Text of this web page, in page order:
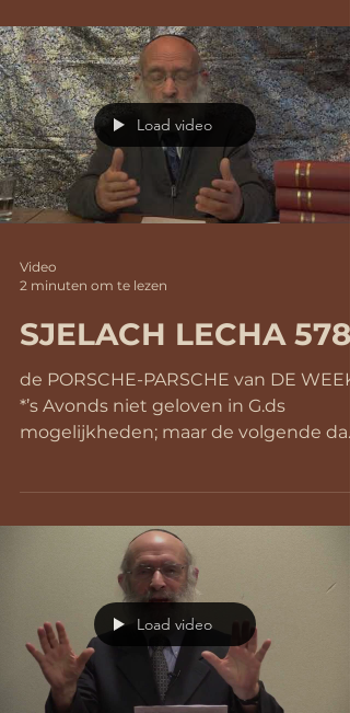
Load video
2 minuten om te lezen
SJELACH LECHA 5781
de PORSCHE-PARSCHE van DE WEEK
*’s Avonds niet geloven in G.ds
plotseling wel. Hoe dat te verklaren?...
Load video